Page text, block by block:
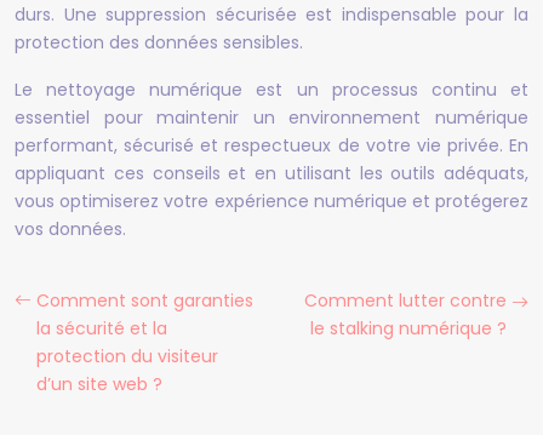
durs. Une suppression sécurisée est indispensable pour la
protection des données sensibles.
Le nettoyage numérique est un processus continu et
essentiel pour maintenir un environnement numérique
performant, sécurisé et respectueux de votre vie privée. En
appliquant ces conseils et en utilisant les outils adéquats,
vous optimiserez votre expérience numérique et protégerez
vos données.
Comment sont garanties
la sécurité et la
protection du visiteur
d’un site web ?
Comment lutter contre
le stalking numérique ?